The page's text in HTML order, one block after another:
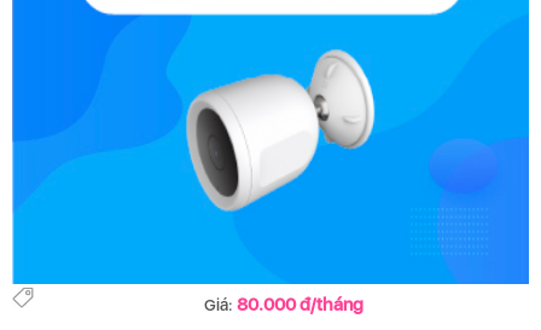
Giá: 80.000 đ/tháng